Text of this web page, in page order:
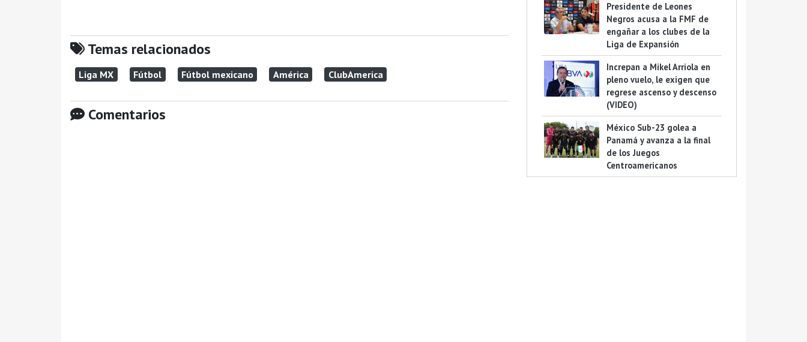
Temas relacionados
Liga MX Fútbol Fútbol mexicano América ClubAmerica
Comentarios
Presidente de Leones
Negros acusa a la FMF de
engañar a los clubes de la
Liga de Expansión
Increpan a Mikel Arriola en
pleno vuelo, le exigen que
regrese ascenso y descenso
(VIDEO)
México Sub-23 golea a
Panamá y avanza a la final
de los Juegos
Centroamericanos